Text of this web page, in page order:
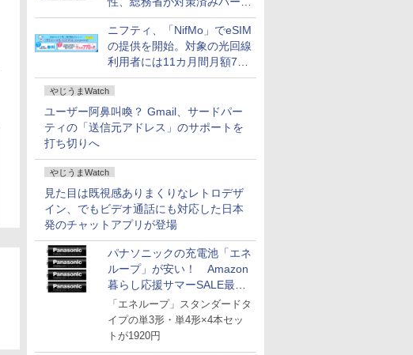
ョンへの更新を呼び掛け
ニフティ、「NifMo」でeSIM
の提供を開始。対象の光回線
利用者には11カ月間月額770
円割引のキャンペーン
やじうまWatch
ユーザー阿鼻叫喚？ Gmail、サードパー
ティの「送信元アドレス」のサポートを
打ち切りへ
やじうまWatch
見た目は既視感ありまくりなレトロデザ
イン、でもビデオ通話にも対応した日本
発のチャットアプリが登場
パナソニックの充電池「エネ
ループ」が安い！ Amazon
暮らし応援サマーSALE最終
日
「エネループ」スタンダードタ
イプの単3形・単4形×4本セッ
トが1920円